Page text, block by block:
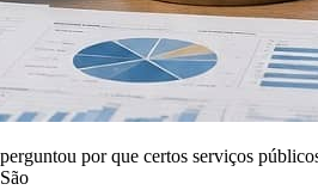
por que certos serviços